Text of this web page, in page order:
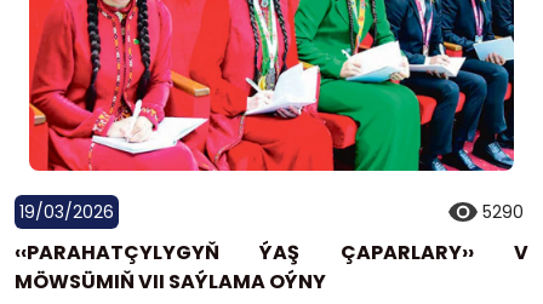
19/03/2026 5290
‹‹PARAHATÇYLYGYŇ ÝAŞ ÇAPARLARY›› V
MÖWSÜMIŇ VII SAÝLAMA OÝNY